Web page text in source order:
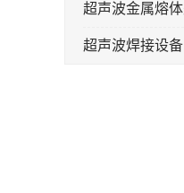
超声波焊接设备